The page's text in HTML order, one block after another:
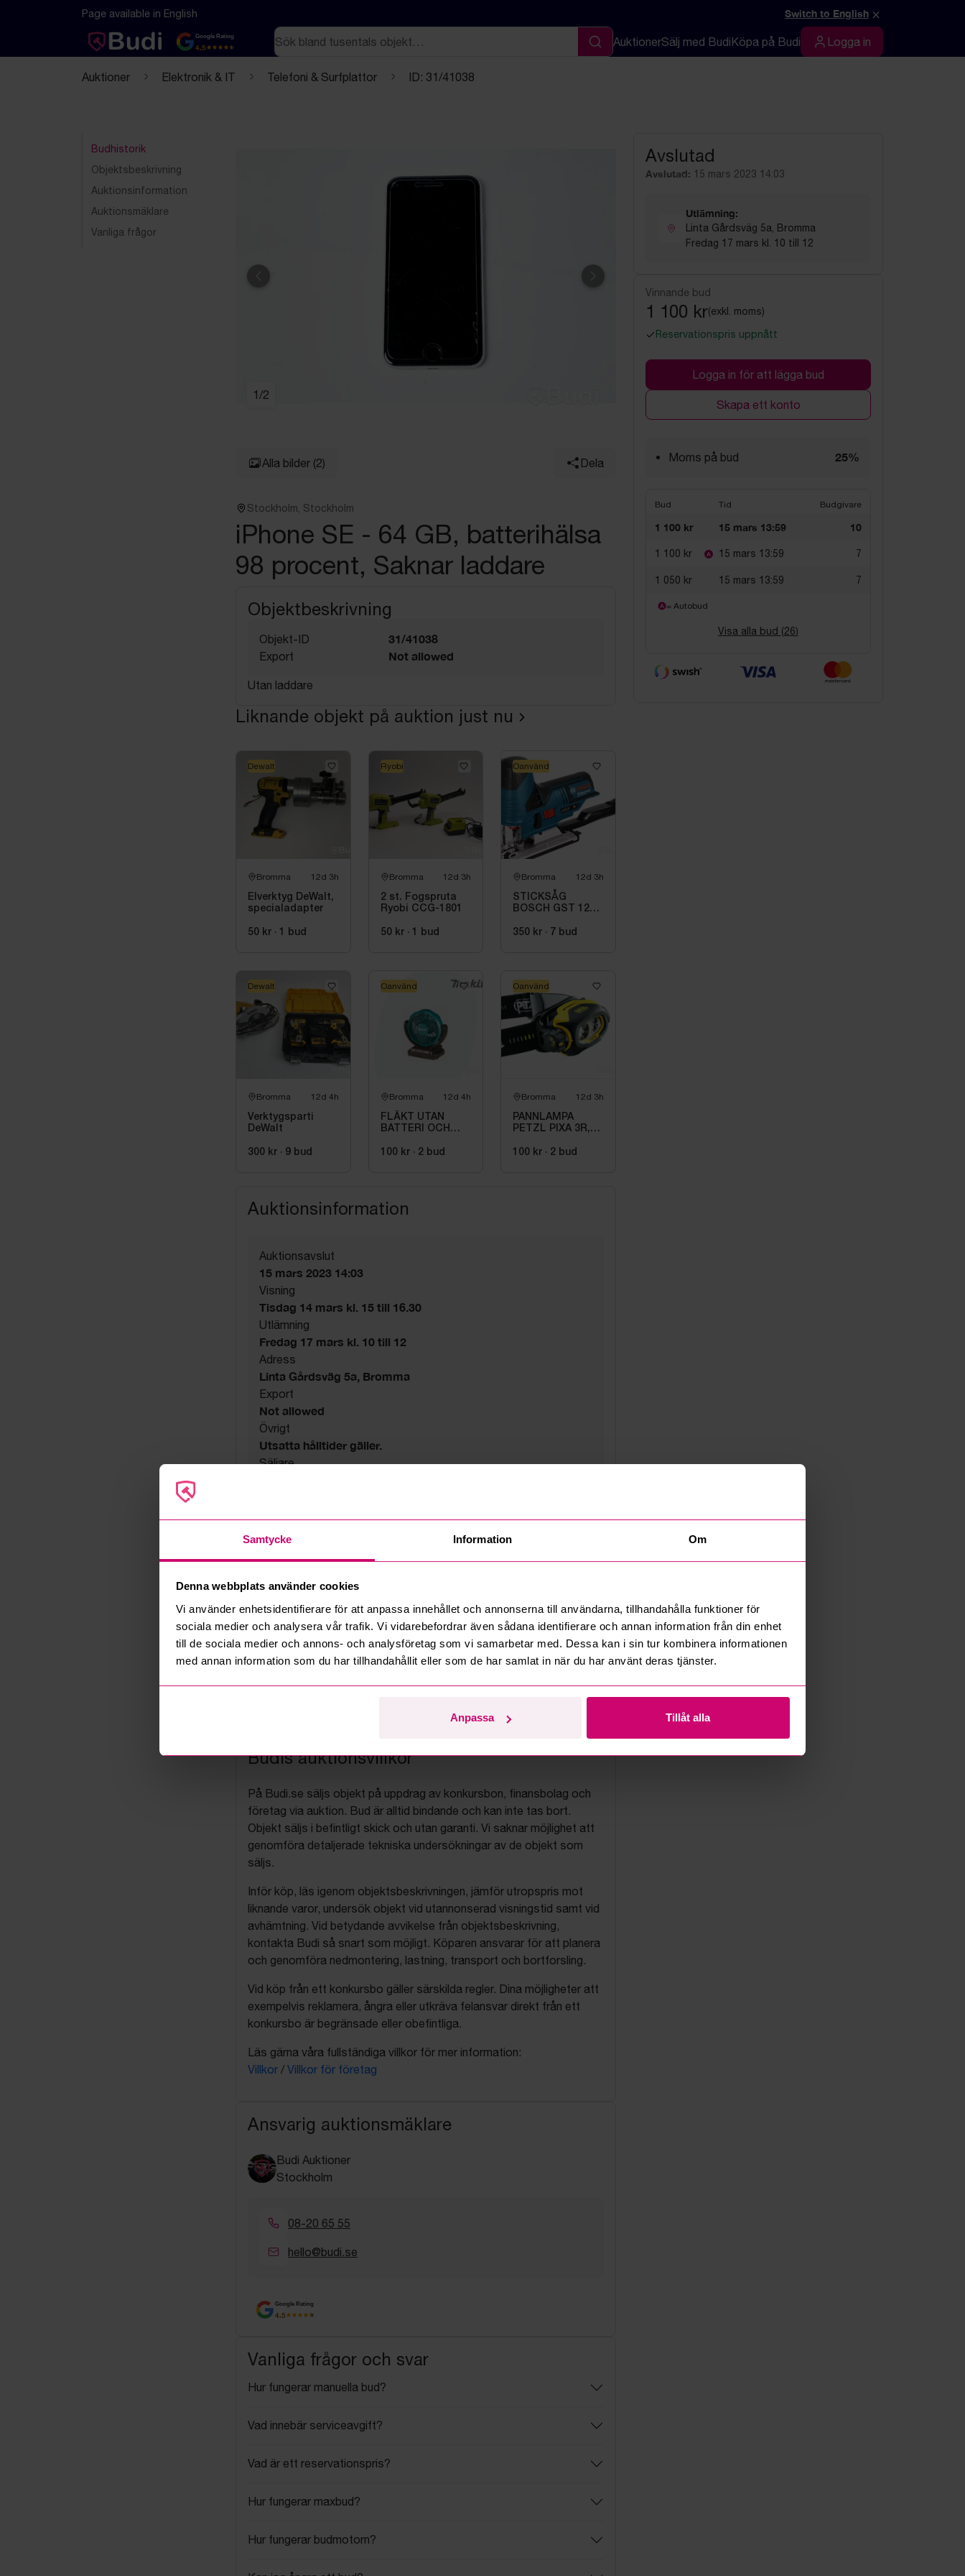
Samtycke Information Om
Denna webbplats använder cookies
Vi använder enhetsidentifierare för att anpassa innehållet och annonserna till användarna, tillhandahålla funktioner för
sociala medier och analysera vår trafik. Vi vidarebefordrar även sådana identifierare och annan information från din enhet
till de sociala medier och annons- och analysföretag som vi samarbetar med. Dessa kan i sin tur kombinera informationen
med annan information som du har tillhandahållit eller som de har samlat in när du har använt deras tjänster.
Anpassa Tillåt alla
Hoppa till innehåll
Textbaserad (markdown) version av denna sida
Page available in English Switch to English ×
Google Rating
4.5
Sök
Sök
AuktionerSälj med BudiKöpa på Budi Logga in
Logga in
Auktioner Elektronik & IT Telefoni & Surfplattor ID: 31/41038
Budhistorik
Objektsbeskrivning
Auktionsinformation
Auktionsmäklare
Vanliga frågor
Föregående Nästa
1 /2
Alla bilder (2) Dela
Stockholm, Stockholm
iPhone SE - 64 GB, batterihälsa
98 procent, Saknar laddare
Objektbeskrivning
Objekt-ID 31/41038
Export Not allowed
Utan laddare
Liknande objekt på auktion just nu
Bromma 12d 3h
Elverktyg DeWalt,
specialadapter
50 kr · 1 bud
Dewalt
Bromma 12d 3h
2 st. Fogspruta
Ryobi CCG-1801
50 kr · 1 bud
Ryobi
Bromma 12d 3h
STICKSÅG
BOSCH GST 12V-
OCH LADDARE
350 kr · 7 bud
Oanvänd
Bromma 12d 4h
Verktygsparti
DeWalt
300 kr · 9 bud
Dewalt
Bromma 12d 4h
FLÄKT UTAN
BATTERI OCH
MAKITA DCF102Z
100 kr · 2 bud
Oanvänd
Bromma 12d 3h
PANNLAMPA
PETZL PIXA 3R,
ATEX ZON 2
100 kr · 2 bud
Oanvänd
Auktionsinformation
Auktionsavslut
15 mars 2023 14:03
Visning
Tisdag 14 mars kl. 15 till 16.30
Utlämning
Fredag 17 mars kl. 10 till 12
Adress
Linta Gårdsväg 5a, Bromma
Export
Not allowed
Övrigt
Utsatta hålltider gäller.
Säljare
Budis auktionsvillkor
På Budi.se säljs objekt på uppdrag av konkursbon, finansbolag och
företag via auktion. Bud är alltid bindande och kan inte tas bort.
Objekt säljs i befintligt skick och utan garanti. Vi saknar möjlighet att
genomföra detaljerade tekniska undersökningar av de objekt som
säljs.
Inför köp, läs igenom objektsbeskrivningen, jämför utropspris mot
liknande varor, undersök objekt vid utannonserad visningstid samt vid
avhämtning. Vid betydande avvikelse från objektsbeskrivning,
kontakta Budi så snart som möjligt. Köparen ansvarar för att planera
och genomföra nedmontering, lastning, transport och bortforsling.
Vid köp från ett konkursbo gäller särskilda regler. Dina möjligheter att
exempelvis reklamera, ångra eller utkräva felansvar direkt från ett
konkursbo är begränsade eller obefintliga.
Läs gärna våra fullständiga villkor för mer information:
Villkor / Villkor för företag
Ansvarig auktionsmäklare
Budi Auktioner
Stockholm
08-20 65 55
hello@budi.se
Google Rating
4.5
Vanliga frågor och svar
Hur fungerar manuella bud?
Vad innebär serviceavgift?
Vad är ett reservationspris?
Hur fungerar maxbud?
Hur fungerar budmotorn?
Avslutad
Avslutad: 15 mars 2023 14:03
Utlämning:
Linta Gårdsväg 5a, Bromma
Fredag 17 mars kl. 10 till 12
Vinnande bud
1 100 kr(exkl. moms)
Reservationspris uppnått
Logga in för att lägga bud
Skapa ett konto
Moms på bud 25%
Bud Tid Budgivare
1 100 kr 15 mars 13:59 10
1 100 kr 15 mars 13:59 7
1 050 kr 15 mars 13:59 7
= Autobud
Visa alla bud (26)